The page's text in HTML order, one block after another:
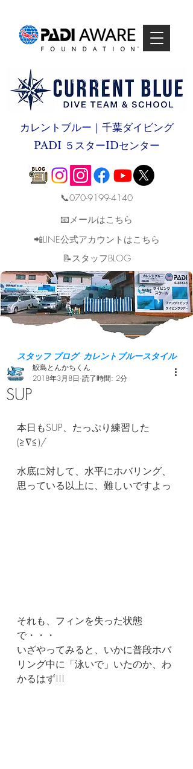
カレントブルー｜千葉ダイビング
PADI ５スターIDセンター
📞070-9199-4140
📧メールはこちら
📲LINE公式アカウントはこちら
​📝スタッフBLOG
スタッフ ブログ カレントブルースタイル
SUP
鮫島とんかちくん
2018年3月8日 読了時間: 2分
本日もSUP、たっぷり練習した
(≧∇≦)/
水底に対して、水平にホバリング、
思っている以上に、難しいですよっ
それも、フィンを失った状態
で・・・
いざやってみると、いかに普段ホバ
リング中に「泳いで」いたのか、わ
かるはず!!!